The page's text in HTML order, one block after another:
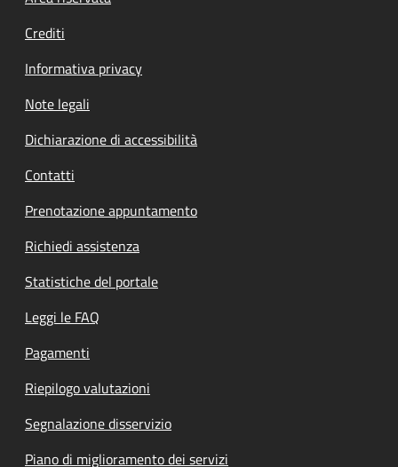
Crediti
Informativa privacy
Note legali
Dichiarazione di accessibilità
Contatti
Prenotazione appuntamento
Richiedi assistenza
Statistiche del portale
Leggi le FAQ
Pagamenti
Riepilogo valutazioni
Segnalazione disservizio
Piano di miglioramento dei servizi